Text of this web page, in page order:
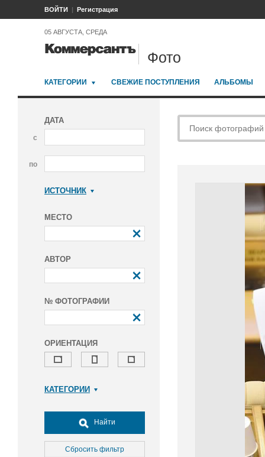
ВОЙТИ Регистрация
05 АВГУСТА, СРЕДА
Фото
КАТЕГОРИИ СВЕЖИЕ ПОСТУПЛЕНИЯ АЛЬБОМЫ
ДАТА
с
по
ИСТОЧНИК
МЕСТО
АВТОР
№ ФОТОГРАФИИ
ОРИЕНТАЦИЯ
КАТЕГОРИИ
Досуг, туризм и отдых
Культура
Медицина
Найти
Сбросить фильтр